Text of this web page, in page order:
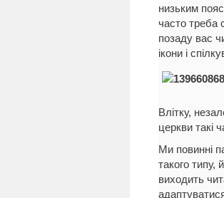
низьким
часто треба
позаду вас
ікони і
Влітку,
церкви такі
Ми повинні
такого типу,
виходить